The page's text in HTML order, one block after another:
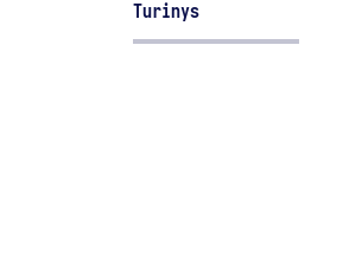
Turinys